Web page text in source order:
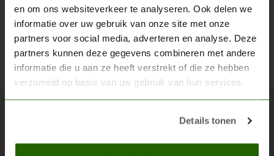
en om ons websiteverkeer te analyseren. Ook delen we
informatie over uw gebruik van onze site met onze
partners voor social media, adverteren en analyse. Deze
partners kunnen deze gegevens combineren met andere
informatie die u aan ze heeft verstrekt of die ze hebben
verzameld op basis van uw gebruik van hun services.
Details tonen
Abonneer je op onze nieuwsbrief
Blijf op de hoogte over onze laatste acties
Alles voor je miniature wargaming en scenery